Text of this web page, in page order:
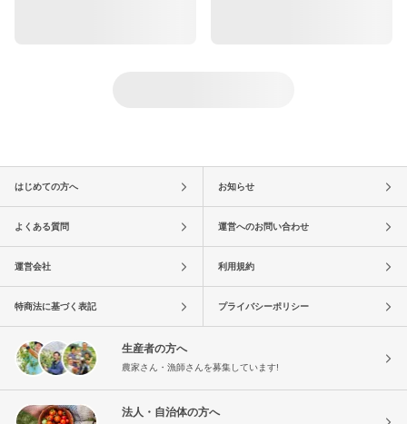
はじめての方へ お知らせ
よくある質問 運営へのお問い合わせ
運営会社 利用規約
特商法に基づく表記 プライバシーポリシー
生産者の方へ
農家さん・漁師さんを募集しています!
法人・自治体の方へ